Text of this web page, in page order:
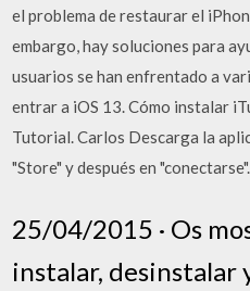
el problema de restaurar el
embargo, hay soluciones para
usuarios se han enfrentado a
entrar a iOS 13. Cómo instalar
Tutorial. Carlos Descarga la
"Store" y después en "conectarse".
25/04/2015 · Os
instalar,